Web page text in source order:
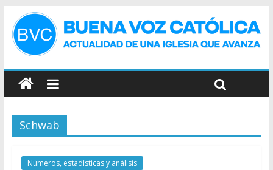
Schwab
Números, estadísticas y análisis